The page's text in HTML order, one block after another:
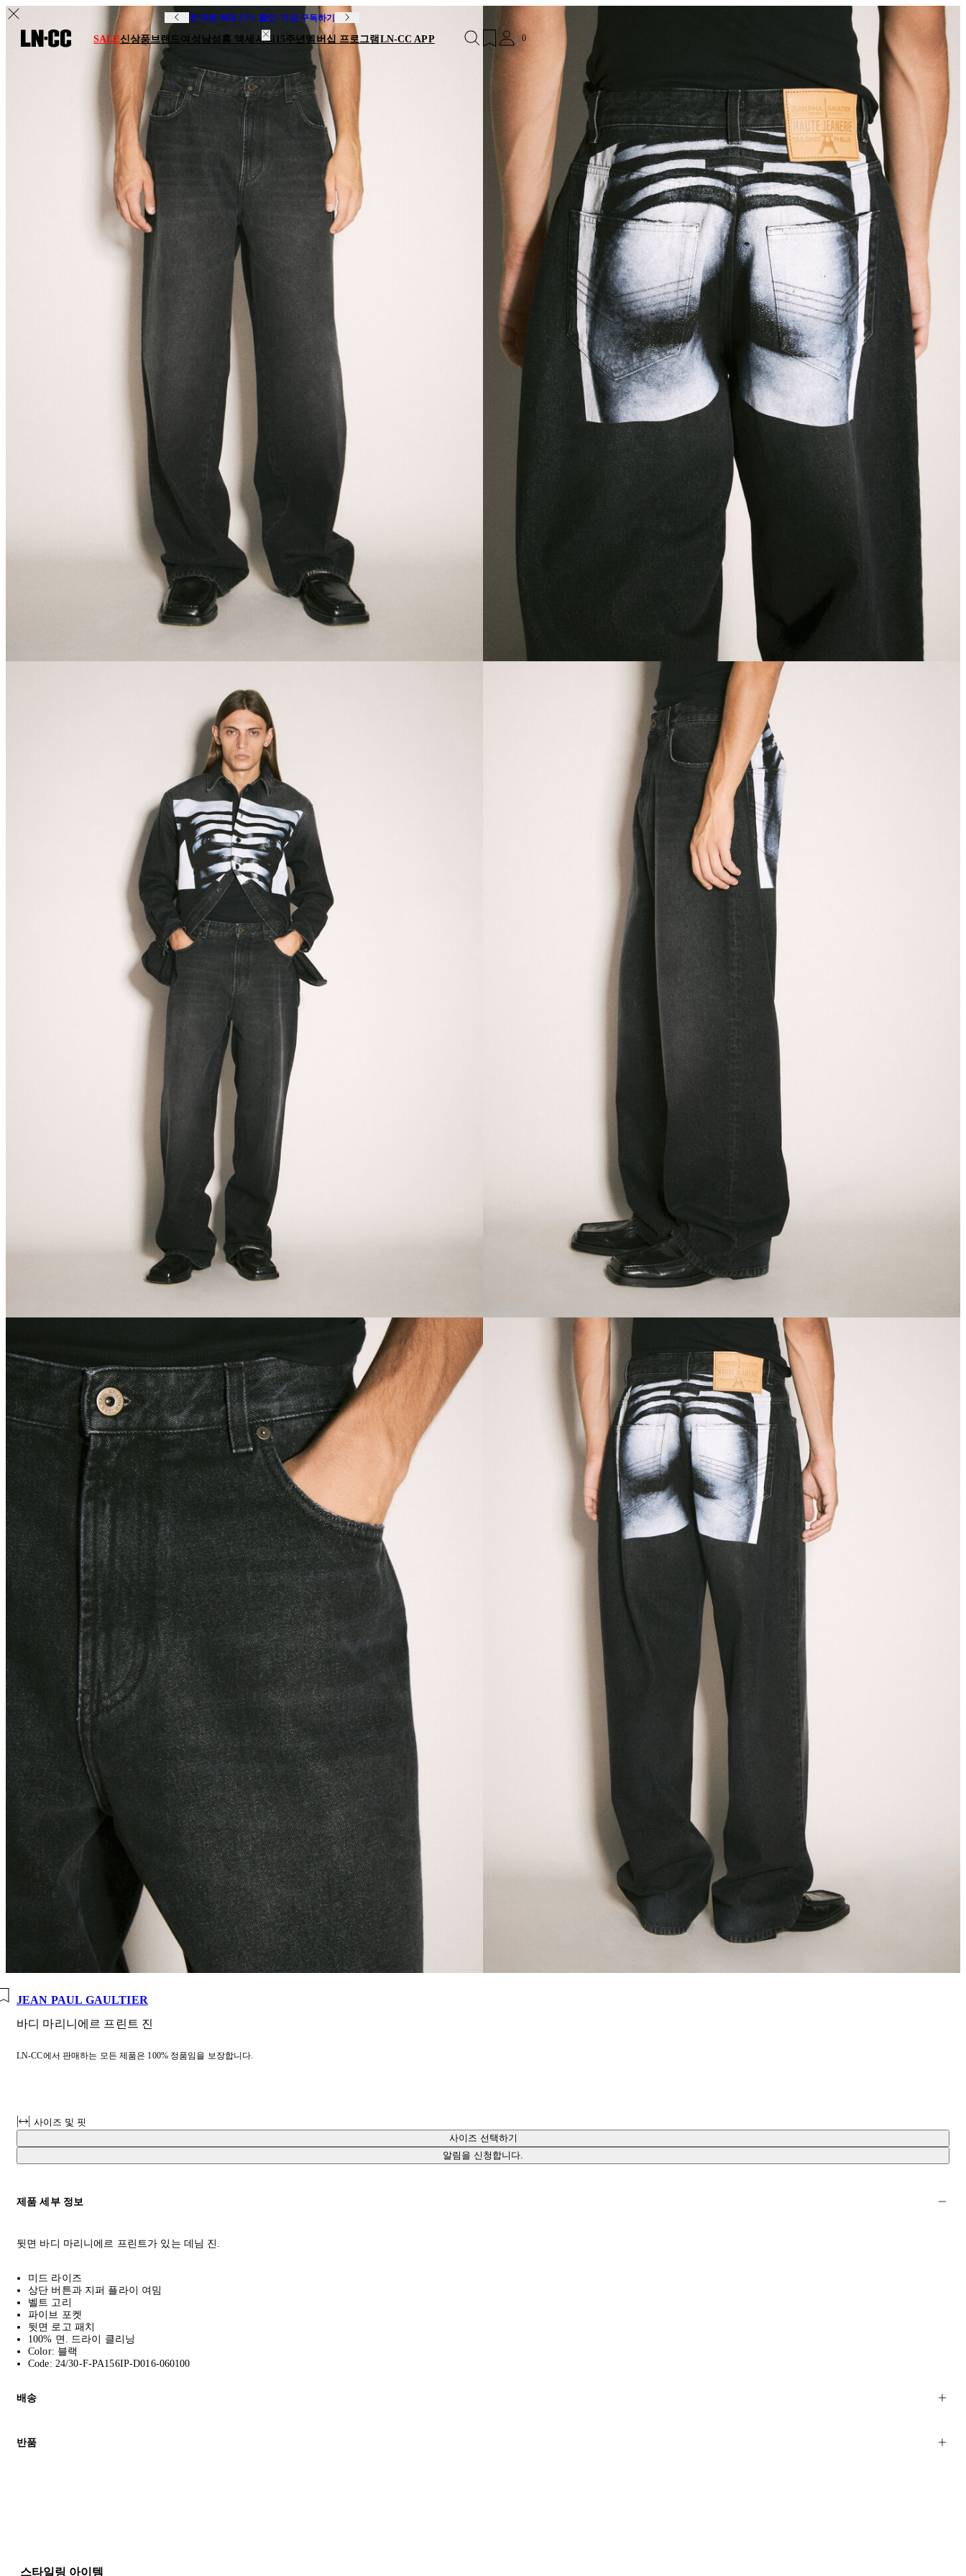
첫 주문 최대 15% 할인. 지금 구독하기
SALE신상품브랜드여성 남성 홈 액세서리 15주년 멤버십 프로그램 LN-CC APP 0
JEAN PAUL GAULTIER
바디 마리니에르 프린트 진
LN-CC에서 판매하는 모든 제품은 100% 정품임을 보장합니다.
사이즈 및 핏
사이즈 선택하기
알림을 신청합니다.
제품 세부 정보
뒷면 바디 마리니에르 프린트가 있는 데님 진.
미드 라이즈
상단 버튼과 지퍼 플라이 여밈
벨트 고리
파이브 포켓
뒷면 로고 패치
100% 면. 드라이 클리닝
Color: 블랙
Code: 24/30-F-PA156IP-D016-060100
배송
고객님의 위치에 따라 일반 배송과 익스프레스 배송을 제공합니다.
반품
스타일링 아이템